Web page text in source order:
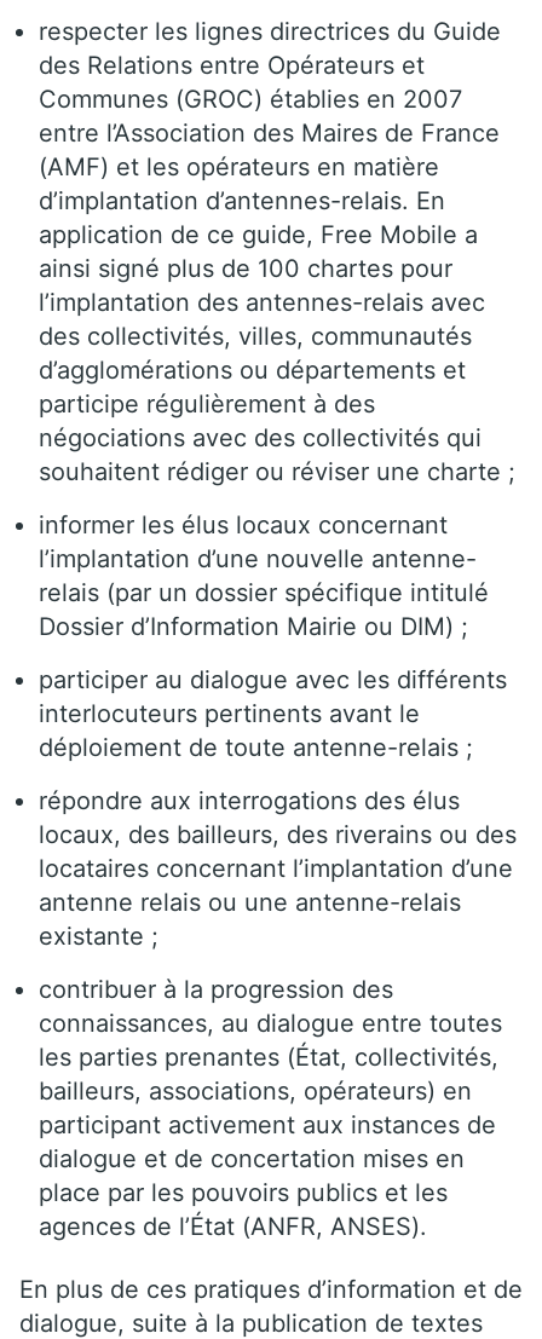
respecter les lignes directrices du Guide
des Relations entre Opérateurs et
Communes (GROC) établies en 2007
entre l’Association des Maires de France
(AMF) et les opérateurs en matière
d’implantation d’antennes-relais. En
application de ce guide, Free Mobile a
ainsi signé plus de 100 chartes pour
l’implantation des antennes-relais avec
des collectivités, villes, communautés
d’agglomérations ou départements et
participe régulièrement à des
négociations avec des collectivités qui
souhaitent rédiger ou réviser une charte ;
informer les élus locaux concernant
l’implantation d’une nouvelle antenne-
relais (par un dossier spécifique intitulé
Dossier d’Information Mairie ou DIM) ;
participer au dialogue avec les différents
interlocuteurs pertinents avant le
déploiement de toute antenne-relais ;
répondre aux interrogations des élus
locaux, des bailleurs, des riverains ou des
locataires concernant l’implantation d’une
antenne relais ou une antenne-relais
existante ;
contribuer à la progression des
connaissances, au dialogue entre toutes
les parties prenantes (État, collectivités,
bailleurs, associations, opérateurs) en
participant activement aux instances de
dialogue et de concertation mises en
place par les pouvoirs publics et les
agences de l’État (ANFR, ANSES).
En plus de ces pratiques d’information et de
dialogue, suite à la publication de textes